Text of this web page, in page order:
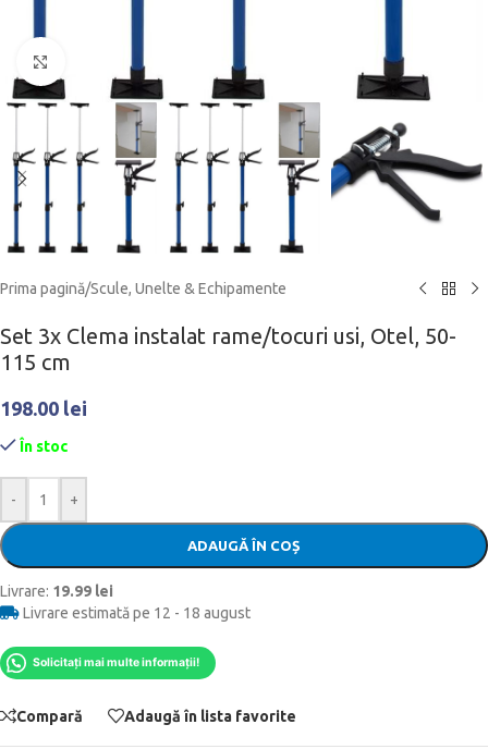
Prima pagină/Scule, Unelte & Echipamente
Set 3x Clema instalat rame/tocuri usi, Otel, 50-
115 cm
198.00 lei
În stoc
- +
ADAUGĂ ÎN COȘ
Livrare: 19.99 lei
Livrare estimată pe 12 - 18 august
Solicitați mai multe informații!
Compară Adaugă în lista favorite